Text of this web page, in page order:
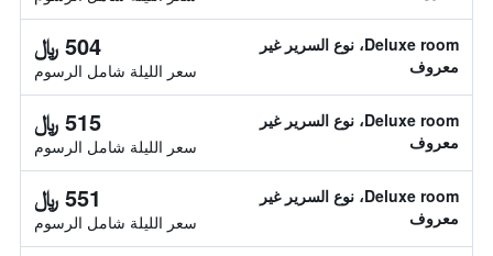
Deluxe room، نوع السرير غير
معروف
504 ﷼
سعر الليلة شامل الرسوم
Deluxe room، نوع السرير غير
معروف
515 ﷼
سعر الليلة شامل الرسوم
Deluxe room، نوع السرير غير
معروف
551 ﷼
سعر الليلة شامل الرسوم